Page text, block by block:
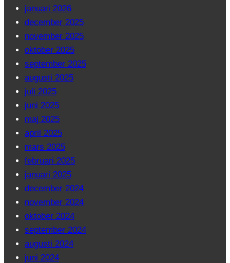
januari 2026
december 2025
november 2025
oktober 2025
september 2025
augusti 2025
juli 2025
juni 2025
maj 2025
april 2025
mars 2025
februari 2025
januari 2025
december 2024
november 2024
oktober 2024
september 2024
augusti 2024
juni 2024